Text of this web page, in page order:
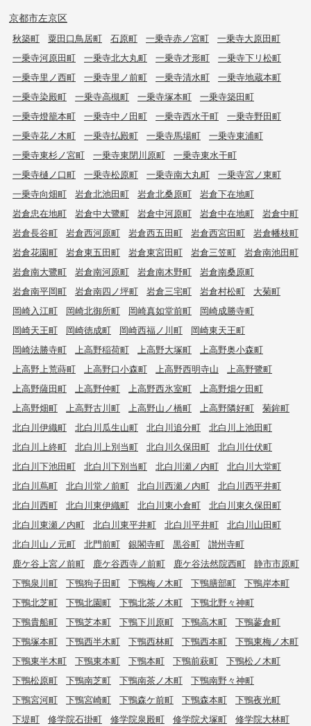
京都市左京区
秋築町 粟田口鳥居町 石原町 一乗寺赤ノ宮町
一乗寺大原田町
一乗寺河原田町
一乗寺北大丸町 一乗寺才形町
一乗寺下リ松町
一乗寺里ノ西町
一乗寺里ノ前町 一乗寺清水町
一乗寺地蔵本町
一乗寺染殿町
一乗寺高槻町 一乗寺塚本町
一乗寺築田町
一乗寺燈籠本町
一乗寺中ノ田町 一乗寺西水干町
一乗寺野田町
一乗寺花ノ木町
一乗寺払殿町 一乗寺馬場町
一乗寺東浦町
一乗寺東杉ノ宮町
一乗寺東閉川原町
一乗寺東水干町
一乗寺樋ノ口町
一乗寺松原町 一乗寺南大丸町
一乗寺宮ノ東町
一乗寺向畑町
岩倉北池田町 岩倉北桑原町
岩倉下在地町
岩倉忠在地町
岩倉中大鷺町 岩倉中河原町 岩倉中在地町
岩倉中町
岩倉長谷町
岩倉西河原町 岩倉西五田町 岩倉西宮田町
岩倉幡枝町
岩倉花園町
岩倉東五田町 岩倉東宮田町 岩倉三笠町
岩倉南池田町
岩倉南大鷺町
岩倉南河原町 岩倉南木野町
岩倉南桑原町
岩倉南平岡町
岩倉南四ノ坪町 岩倉三宅町 岩倉村松町
大菊町
岡崎入江町
岡崎北御所町 岡崎真如堂前町
岡崎成勝寺町
岡崎天王町
岡崎徳成町 岡崎西福ノ川町
岡崎東天王町
岡崎法勝寺町
上高野稲荷町 上高野大塚町
上高野奥小森町
上高野上荒蒔町
上高野口小森町 上高野西明寺山
上高野鷺町
上高野薩田町
上高野仲町 上高野西氷室町
上高野畑ケ田町
上高野畑町
上高野古川町 上高野山ノ橋町 上高野隣好町
菊鉾町
北白川伊織町
北白川瓜生山町 北白川追分町
北白川上池田町
北白川上終町
北白川上別当町 北白川久保田町
北白川仕伏町
北白川下池田町
北白川下別当町 北白川瀬ノ内町
北白川大堂町
北白川蔦町
北白川堂ノ前町 北白川西瀬ノ内町
北白川西平井町
北白川西町
北白川東伊織町 北白川東小倉町
北白川東久保田町
北白川東瀬ノ内町
北白川東平井町 北白川平井町
北白川山田町
北白川山ノ元町
北門前町 銀閣寺町 黒谷町
讃州寺町
鹿ケ谷上宮ノ前町
鹿ケ谷西寺ノ前町 鹿ケ谷法然院西町
静市市原町
下鴨泉川町
下鴨狗子田町 下鴨梅ノ木町 下鴨膳部町
下鴨岸本町
下鴨北芝町
下鴨北園町 下鴨北茶ノ木町
下鴨北野々神町
下鴨貴船町
下鴨芝本町 下鴨下川原町 下鴨高木町
下鴨蓼倉町
下鴨塚本町
下鴨西半木町 下鴨西林町 下鴨西本町
下鴨東梅ノ木町
下鴨東半木町
下鴨東本町 下鴨本町 下鴨前萩町
下鴨松ノ木町
下鴨松原町
下鴨南芝町 下鴨南茶ノ木町
下鴨南野々神町
下鴨宮河町
下鴨宮崎町 下鴨森ケ前町 下鴨森本町
下鴨夜光町
下堤町
修学院石掛町 修学院泉殿町 修学院犬塚町
修学院大林町